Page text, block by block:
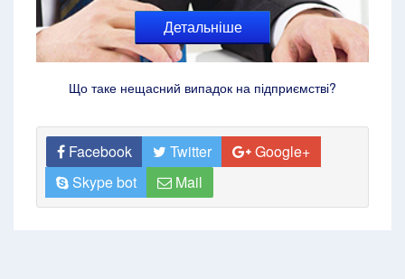
Детальніше
Що таке нещасний випадок на підприємстві?
Facebook Twitter
Google+
Skype bot
Mail